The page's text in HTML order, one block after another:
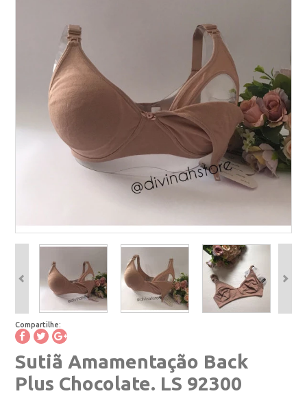
Compartilhe:
Sutiã Amamentação Back
Plus Chocolate. LS 92300